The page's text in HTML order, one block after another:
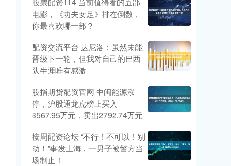
电影，《功夫女足》排在倒数，
你最喜欢哪一部？
配资交流平台 达尼洛：虽然未能
晋级下一轮，但我对自己的巴西
队生涯唯有感激
股指期货配资官网 中闽能源涨
停，沪股通龙虎榜上买入
3567.95万元，卖出2792.74万元
按周配资论坛 “不行！不可以！别
动！”事发上海，一男子被警方当
场制止！